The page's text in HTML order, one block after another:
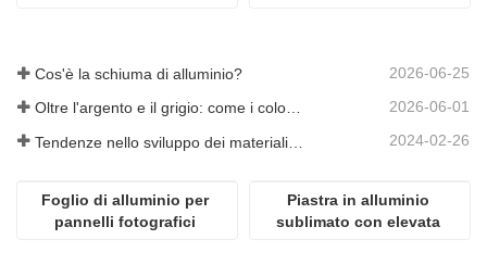
Cos'è la schiuma di alluminio? 2026-06-25
Oltre l'argento e il grigio: come i colori personalizzati aprono infinite possibilità per la schiuma di alluminio 2026-06-01
2024-02-26
Foglio di alluminio per
pannelli fotografici
Piastra in alluminio
sublimato con elevata